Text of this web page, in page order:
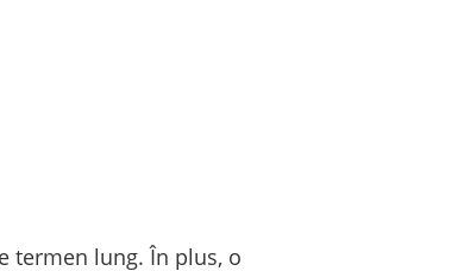
termen lung. În plus, o